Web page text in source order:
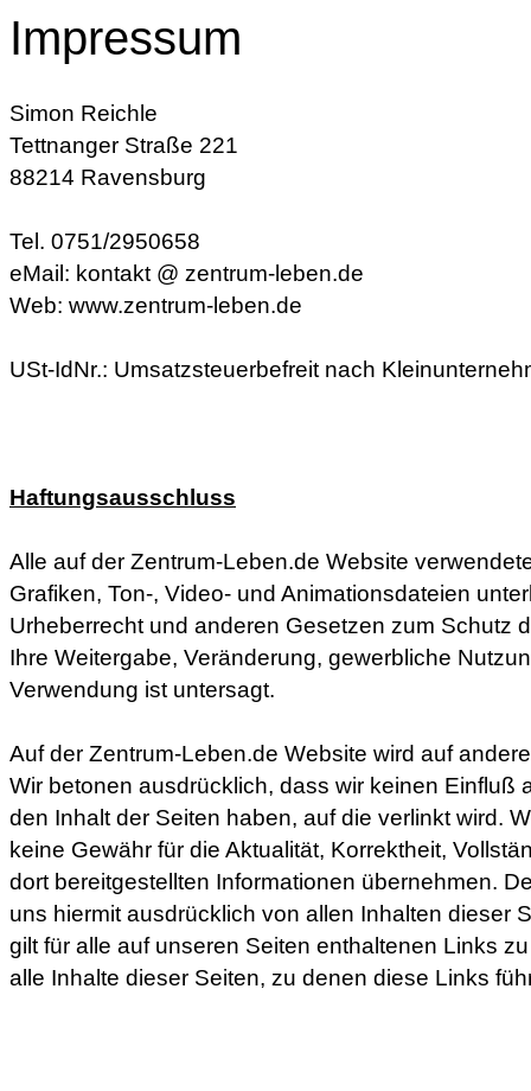
Impressum
Simon Reichle
Tettnanger Straße 221
88214 Ravensburg
Tel. 0751/2950658
eMail: kontakt @ zentrum-leben.de
Web: www.zentrum-leben.de
USt-IdNr.: Umsatzsteuerbefreit nach
Haftungsausschluss
Alle auf der Zentrum-Leben.de Website
Grafiken, Ton-, Video- und Animationsdateien
Urheberrecht und anderen Gesetzen zum Schutz
Ihre Weitergabe, Veränderung, gewerbliche
Verwendung ist untersagt.
Auf der Zentrum-Leben.de Website wird auf
Wir betonen ausdrücklich, dass wir keinen Einfluß
den Inhalt der Seiten haben, auf die verlinkt wird.
keine Gewähr für die Aktualität, Korrektheit,
dort bereitgestellten Informationen übernehmen.
uns hiermit ausdrücklich von allen Inhalten dieser
gilt für alle auf unseren Seiten enthaltenen Links
alle Inhalte dieser Seiten, zu denen diese Links